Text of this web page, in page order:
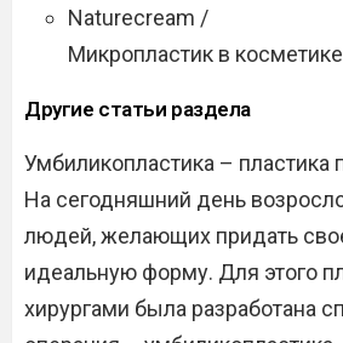
Naturecream /
Микропластик в косметике
Другие статьи раздела
Умбиликопластика – пластика
На сегодняшний день
людей, желающих придать
идеальную форму. Для этого
хирургами была разработана